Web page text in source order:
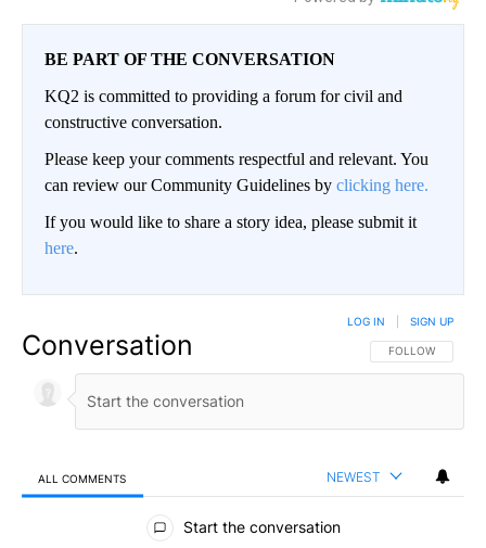
BE PART OF THE CONVERSATION
KQ2 is committed to providing a forum for civil and
constructive conversation.
Please keep your comments respectful and relevant. You
can review our Community Guidelines by clicking here.
If you would like to share a story idea, please submit it
here.
Conversation FOLLOW THIS
FOLLOW
LOG IN SIGN UP
ALL COMMENTS NEWEST
All Comments
Start the conversation